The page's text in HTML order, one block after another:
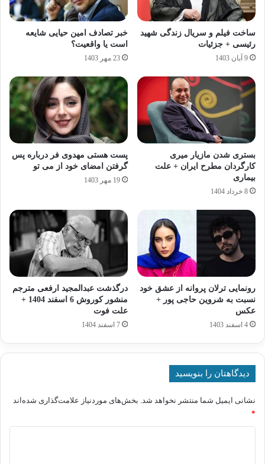
ساخت فیلم و سریال زندگی شهید
رئیسی + جزئیات
9 آبان 1403
خبر تصادف امین حیایی شایعه
است یا واقعیت؟
23 مهر 1403
بستری شدن مازیار میری
کارگردان مطرح ایران + علت
بیماری
8 خرداد 1404
پست هستی مهدوی فر درباره پس
گرفتن امضای خود از می‌ تو
19 مهر 1403
رونمایی ترلان پروانه از عشق خود
نسبت به شروین حاجی پور +
عکس
4 اسفند 1403
درگذشت عبدالمجید ارفعی مترجم
منشور کوروش 6 اسفند 1404 +
علت فوت
7 اسفند 1404
دیدگاهتان را بنویسید
نشانی ایمیل شما منتشر نخواهد شد. بخش‌های موردنیاز علامت‌گذاری شده‌اند
*